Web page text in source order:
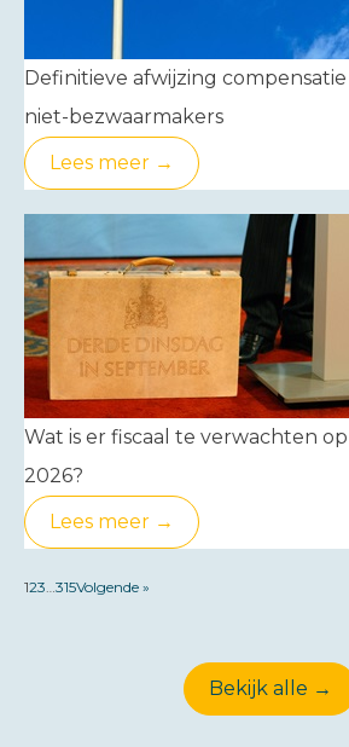
Definitieve afwijzing
niet-bezwaarmakers
Lees meer →
Wat is er fiscaal te verwachten
2026?
Lees meer →
123 315Volgende »
Bekijk alle →